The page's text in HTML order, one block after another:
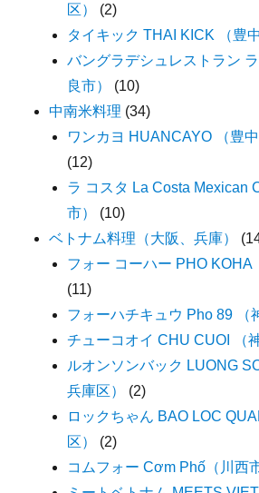
区）
(2)
タイキック THAI KICK （豊中
バングラデシュレストラン
良市）
(10)
中南米料理 (34)
ワンカヨ HUANCAYO （豊
(12)
ラ コスタ La Costa Mexican
市）
(10)
ベトナム料理（大阪、兵庫）
フォー コーハー PHO KOHA
(11)
フォーハチキュウ Pho 89 （
チューコオイ CHU CUOI （
ルオンソンバック LUONG
兵庫区）
(2)
ロックちゃん BAO LOC
区）
(2)
コムフォー Cơm Phố（川西